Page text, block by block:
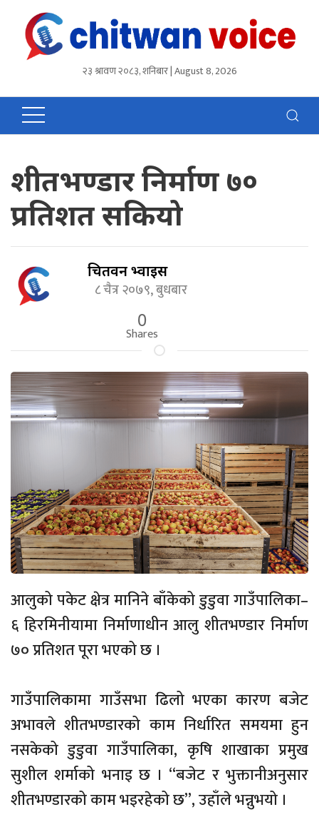
२३ श्रावण २०८३, शनिबार | August 8, 2026
शीतभण्डार निर्माण ७०
प्रतिशत सकियो
चितवन भ्वाईस
८ चैत्र २०७९, बुधबार
0
Shares
आलुको पकेट क्षेत्र मानिने बाँकेको डुडुवा गाउँपालिका–
६ हिरमिनीयामा निर्माणाधीन आलु शीतभण्डार निर्माण
७० प्रतिशत पूरा भएको छ ।
गाउँपालिकामा गाउँसभा ढिलो भएका कारण बजेट
अभावले शीतभण्डारको काम निर्धारित समयमा हुन
नसकेको डुडुवा गाउँपालिका, कृषि शाखाका प्रमुख
सुशील शर्माको भनाइ छ । “बजेट र भुक्तानीअनुसार
शीतभण्डारको काम भइरहेको छ”, उहाँले भन्नुभयो ।